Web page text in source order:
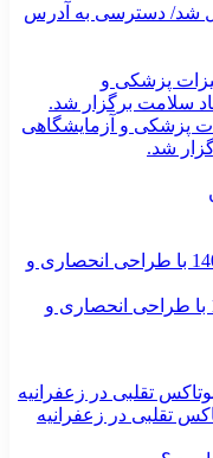
شد/ دسترسی به آدرس
پزشکی و آزمایشگاهی
شد.
جدیدترین مدل‌های کیف زنانه 1405 با طراحی انحصاری و
تقلبی در زعفرانیه